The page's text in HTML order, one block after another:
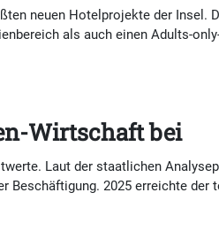
neuen Hotelprojekte der Insel.
als auch einen Adults-
Wirtschaft bei
Laut der staatlichen
Beschäftigung. 2025 erreichte